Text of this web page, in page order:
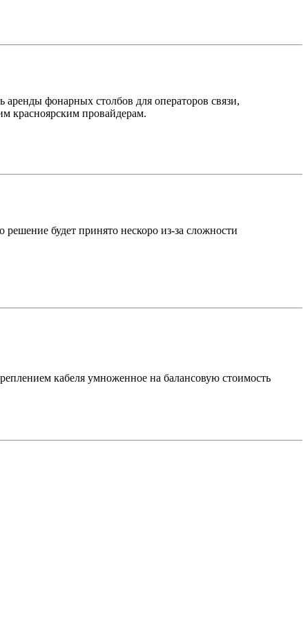
фонарных столбов для операторов связи,
красноярским провайдерам.
будет принято нескоро из-за сложности
кабеля умноженное на балансовую стоимость